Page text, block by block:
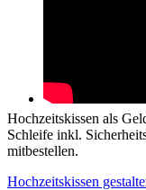
Hochzeitskissen als
Schleife inkl.
mitbestellen.
Hochzeitskissen